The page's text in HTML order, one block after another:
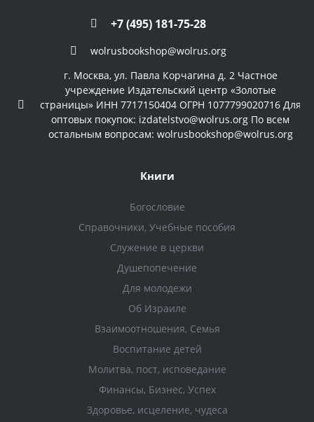
+7 (495) 181-75-28
wolrusbookshop@wolrus.org
г. Москва, ул. Павла Корчагина д. 2 Частное
учреждение Издательский центр «Золотые
страницы» ИНН 7717150404 ОГРН 1077799020716 Для
оптовых покупок: izdatelstvo@wolrus.org По всем
остальным вопросам: wolrusbookshop@wolrus.org
Книги
Богословие
Справочники, Учебные пособия
Служение в церкви
Душепопечение
Для молодежи
Об Израиле
Взаимоотношения, Cемья
Воспитание детей
Молитва, пост, исповедание
Финансы, Бизнес, Успех
Здоровье, исцеление, чудеса